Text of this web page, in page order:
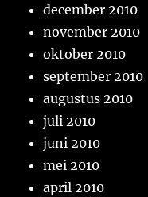
december 2010
november 2010
oktober 2010
september 2010
augustus 2010
juli 2010
juni 2010
mei 2010
april 2010